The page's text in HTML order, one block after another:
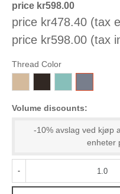
price kr598.00
price kr478.40 (tax
price kr598.00 (tax
Thread Color
Volume discounts:
-10% avslag ved kjøp
enheter
-